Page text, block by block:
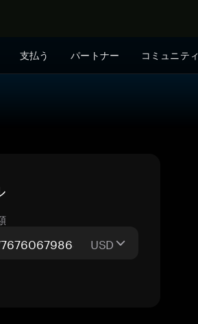
支払う パートナー コミュニティ
USD